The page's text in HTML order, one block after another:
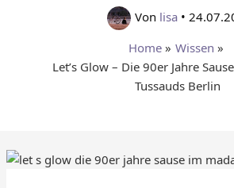
Von lisa •
Home
Wissen
Let’s Glow – Die 90er Jahre
Tussauds Berlin